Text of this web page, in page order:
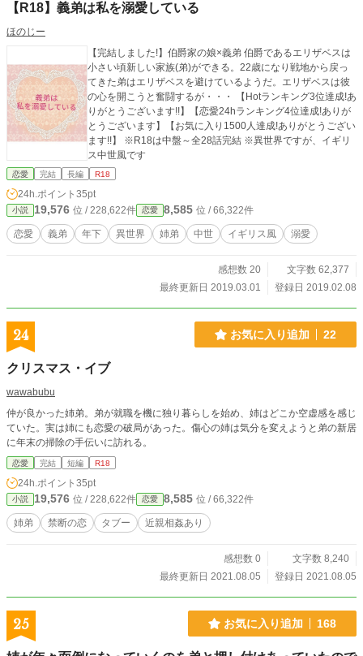
【R18】義弟は私を溺愛している
ほのじー
【完結しました!】伯爵家の娘×義弟 伯爵であるエリザベスは
小さい頃新しい家族(弟)ができる。22歳になり戦地から戻っ
てきた弟はエリザベスを避けているようだ。エリザベスは彼
の心を開こうと奮闘するが・・・ 【Hotランキング3位達成!あ
りがとうございます!!】【恋愛24hランキング4位達成!ありが
とうございます】【お気に入り1500人達成!ありがとうござい
ます!!】 ※R18は中盤～全28話完結 ※異世界ですが、イギリ
ス中世風です
恋愛 完結 長編 R18
24h.ポイント 35pt
小説 19,576 位 / 228,622件 恋愛 8,585 位 / 66,322件
恋愛 義弟 年下 異世界 姉弟 中世 イギリス風 溺愛
感想数 20
文字数 62,377
最終更新日 2019.03.01
登録日 2019.02.08
24 お気に入り追加 22
クリスマス・イブ
wawabubu
仲が良かった姉弟。弟が就職を機に独り暮らしを始め、姉はどこか空虚感を感じ
ていた。実は姉にも恋愛の破局があった。傷心の姉は気分を変えようと弟の新居
に年末の掃除の手伝いに訪れる。
恋愛 完結 短編 R18
24h.ポイント 35pt
小説 19,576 位 / 228,622件 恋愛 8,585 位 / 66,322件
姉弟 禁断の恋 タブー 近親相姦あり
感想数 0
文字数 8,240
最終更新日 2021.08.05
登録日 2021.08.05
25 お気に入り追加 168